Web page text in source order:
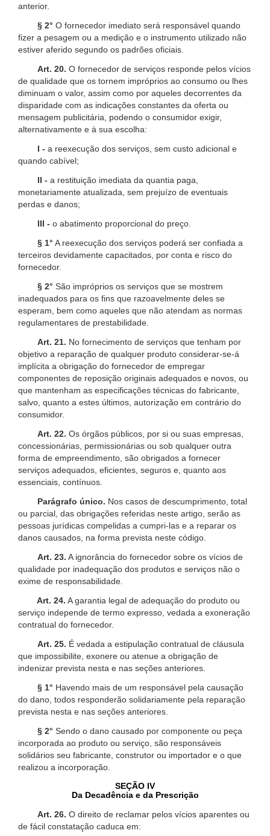
anterior.
§ 2° O fornecedor imediato será responsável quando
fizer a pesagem ou a medição e o instrumento utilizado não
estiver aferido segundo os padrões oficiais.
Art. 20. O fornecedor de serviços responde pelos vícios
de qualidade que os tornem impróprios ao consumo ou lhes
diminuam o valor, assim como por aqueles decorrentes da
disparidade com as indicações constantes da oferta ou
mensagem publicitária, podendo o consumidor exigir,
alternativamente e à sua escolha:
I - a reexecução dos serviços, sem custo adicional e
quando cabível;
II - a restituição imediata da quantia paga,
monetariamente atualizada, sem prejuízo de eventuais
perdas e danos;
III - o abatimento proporcional do preço.
§ 1° A reexecução dos serviços poderá ser confiada a
terceiros devidamente capacitados, por conta e risco do
fornecedor.
§ 2° São impróprios os serviços que se mostrem
inadequados para os fins que razoavelmente deles se
esperam, bem como aqueles que não atendam as normas
regulamentares de prestabilidade.
Art. 21. No fornecimento de serviços que tenham por
objetivo a reparação de qualquer produto considerar-se-á
implícita a obrigação do fornecedor de empregar
componentes de reposição originais adequados e novos, ou
que mantenham as especificações técnicas do fabricante,
salvo, quanto a estes últimos, autorização em contrário do
consumidor.
Art. 22. Os órgãos públicos, por si ou suas empresas,
concessionárias, permissionárias ou sob qualquer outra
forma de empreendimento, são obrigados a fornecer
serviços adequados, eficientes, seguros e, quanto aos
essenciais, contínuos.
Parágrafo único. Nos casos de descumprimento, total
ou parcial, das obrigações referidas neste artigo, serão as
pessoas jurídicas compelidas a cumpri-las e a reparar os
danos causados, na forma prevista neste código.
Art. 23. A ignorância do fornecedor sobre os vícios de
qualidade por inadequação dos produtos e serviços não o
exime de responsabilidade.
Art. 24. A garantia legal de adequação do produto ou
serviço independe de termo expresso, vedada a exoneração
contratual do fornecedor.
Art. 25. É vedada a estipulação contratual de cláusula
que impossibilite, exonere ou atenue a obrigação de
indenizar prevista nesta e nas seções anteriores.
§ 1° Havendo mais de um responsável pela causação
do dano, todos responderão solidariamente pela reparação
prevista nesta e nas seções anteriores.
§ 2° Sendo o dano causado por componente ou peça
incorporada ao produto ou serviço, são responsáveis
solidários seu fabricante, construtor ou importador e o que
realizou a incorporação.
SEÇÃO IV
Da Decadência e da Prescrição
Art. 26. O direito de reclamar pelos vícios aparentes ou
de fácil constatação caduca em: